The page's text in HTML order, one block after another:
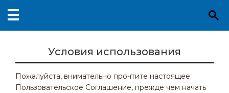
Условия использования
Пожалуйста, внимательно прочтите настоящее
Пользовательское Соглашение, прежде чем начать